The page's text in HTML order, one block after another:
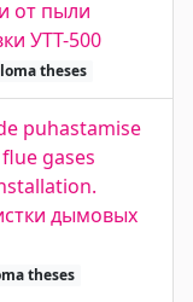
от пыли
УТТ-500
theses
puhastamise
gases
дымовых
theses